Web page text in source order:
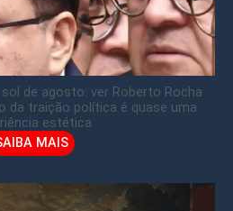
de agosto: ver Roberto Rocha
da traição política é quase uma
estética
MAIS